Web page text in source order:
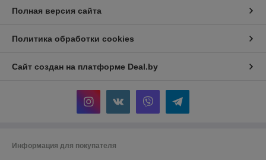
Полная версия сайта
Политика обработки cookies
Сайт создан на платформе Deal.by
Информация для покупателя